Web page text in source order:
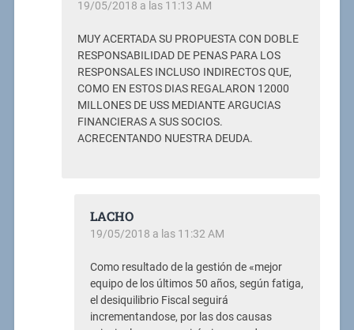
19/05/2018 a las 11:13 AM
MUY ACERTADA SU PROPUESTA CON DOBLE
RESPONSABILIDAD DE PENAS PARA LOS
RESPONSALES INCLUSO INDIRECTOS QUE,
COMO EN ESTOS DIAS REGALARON 12000
MILLONES DE USS MEDIANTE ARGUCIAS
FINANCIERAS A SUS SOCIOS.
ACRECENTANDO NUESTRA DEUDA.
LACHO
19/05/2018 a las 11:32 AM
Como resultado de la gestión de «mejor
equipo de los últimos 50 años, según fatiga,
el desiquilibrio Fiscal seguirá
incrementandose, por las dos causas